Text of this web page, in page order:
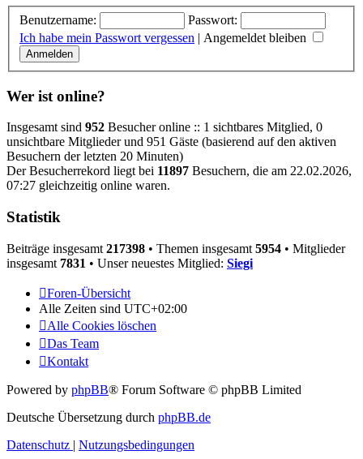
Benutzername:
Passwort:
Ich habe mein Passwort vergessen | Angemeldet bleiben
Wer ist online?
Insgesamt sind 952 Besucher online :: 1 sichtbares Mitglied, 0
unsichtbare Mitglieder und 951 Gäste (basierend auf den aktiven
Besuchern der letzten 20 Minuten)
Der Besucherrekord liegt bei 11897 Besuchern, die am 22.02.2026,
07:27 gleichzeitig online waren.
Statistik
Beiträge insgesamt 217398 • Themen insgesamt 5954 • Mitglieder
insgesamt 7831 • Unser neuestes Mitglied: Siegi
Foren-Übersicht
Alle Zeiten sind UTC+02:00
Alle Cookies löschen
Das Team
Kontakt
Powered by phpBB® Forum Software © phpBB Limited
Deutsche Übersetzung durch phpBB.de
Datenschutz | Nutzungsbedingungen